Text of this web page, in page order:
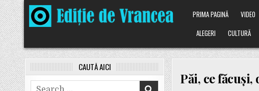
Skip
to
content
PRIMA PAGINĂ VIDEO
ALEGERI
CULTURĂ
Păi, ce
CAUTĂ AICI
Search